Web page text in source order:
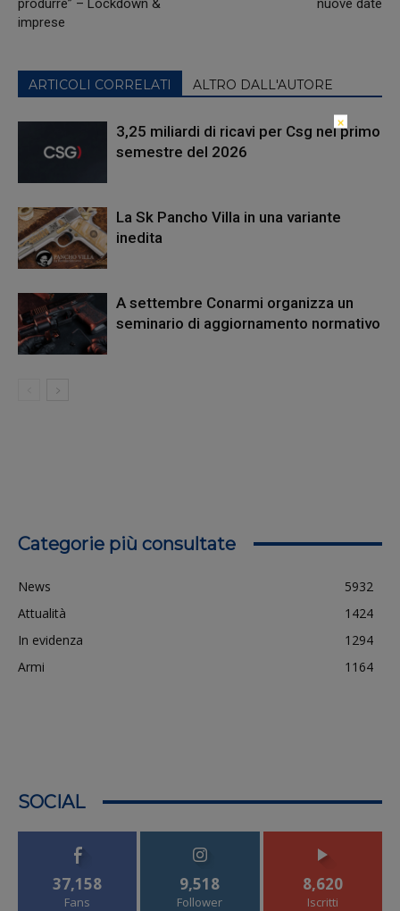
produrre” – Lockdown &
imprese
nuove date
ARTICOLI CORRELATI ALTRO DALL'AUTORE
3,25 miliardi di ricavi per Csg nel primo
semestre del 2026
La Sk Pancho Villa in una variante
inedita
A settembre Conarmi organizza un
seminario di aggiornamento normativo
Categorie più consultate
News
5932
Attualità
1424
In evidenza
1294
Armi
1164
SOCIAL
37,158
Fans
9,518
Follower
8,620
Iscritti
×